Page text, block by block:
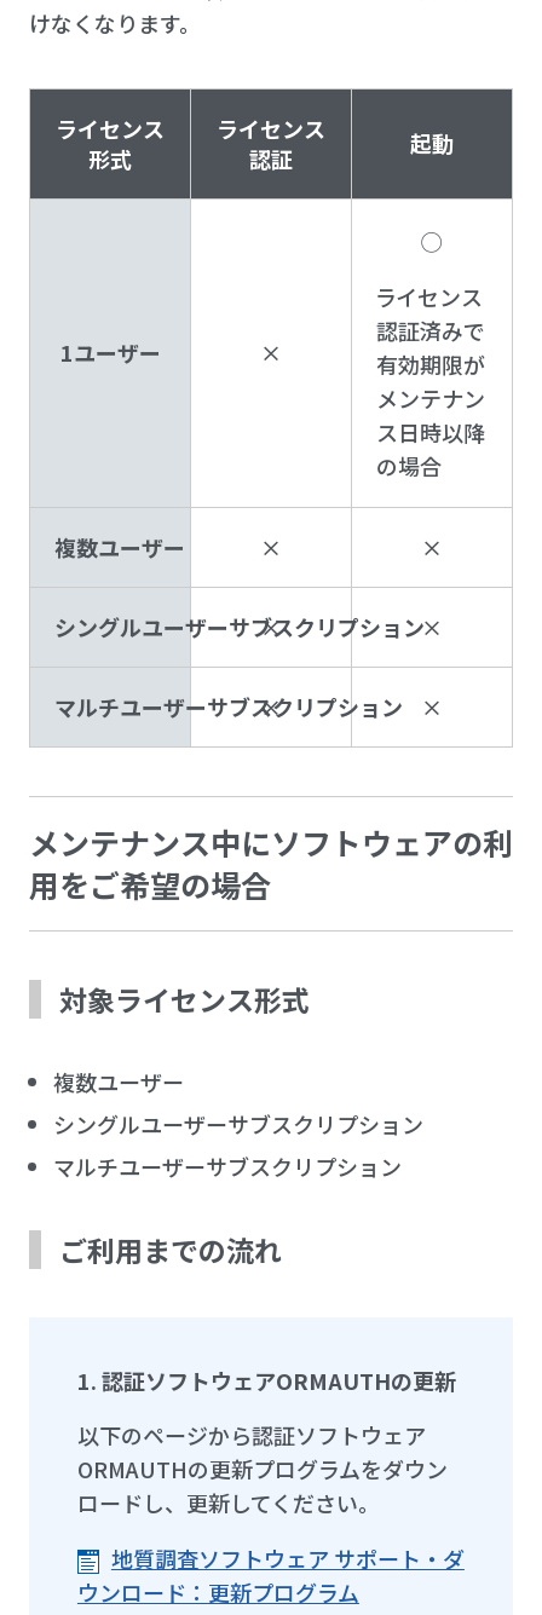
けなくなります。
ライセンス
形式
ライセンス
認証
起動
1ユーザー ×
◯
ライセンス
認証済みで
有効期限が
メンテナン
ス日時以降
の場合
複数ユーザー × ×
シングルユーザーサブスクリプション
× ×
マルチユーザーサブスクリプション
× ×
メンテナンス中にソフトウェアの利
用をご希望の場合
対象ライセンス形式
複数ユーザー
シングルユーザーサブスクリプション
マルチユーザーサブスクリプション
ご利用までの流れ
1. 認証ソフトウェアORMAUTHの更新
以下のページから認証ソフトウェア
ORMAUTHの更新プログラムをダウン
ロードし、更新してください。
地質調査ソフトウェア サポート・ダ
ウンロード：更新プログラム